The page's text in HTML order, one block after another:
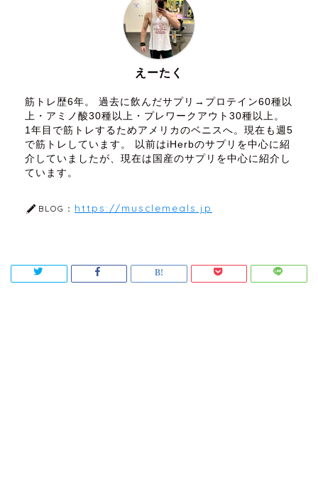
えーたく
筋トレ歴6年。 過去に飲んだサプリ→プロテイン60種以
上・アミノ酸30種以上・プレワークアウト30種以上。
1年目で筋トレするためアメリカのベニスへ。現在も週5
で筋トレしています。 以前はiHerbのサプリを中心に紹
介していましたが、現在は国産のサプリを中心に紹介し
ています。
BLOG： https://musclemeals.jp